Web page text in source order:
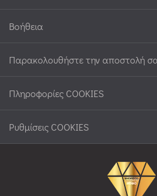
Βοήθεια
Παρακολουθήστε την αποστολή
Πληροφορίες COOKIES
Ρυθμίσεις COOKIES